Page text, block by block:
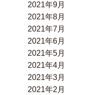
2021年9月
2021年8月
2021年7月
2021年6月
2021年5月
2021年4月
2021年3月
2021年2月